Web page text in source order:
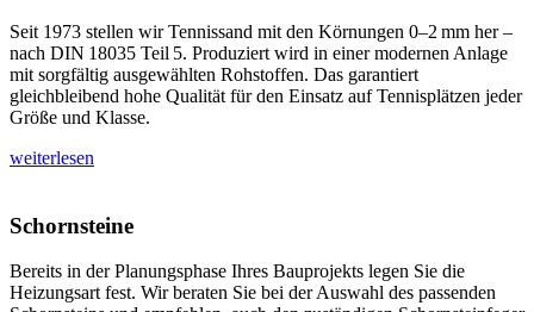
Seit 1973 stellen wir Tennissand mit den Körnungen 0–2 mm her –
nach DIN 18035 Teil 5. Produziert wird in einer modernen Anlage
mit sorgfältig ausgewählten Rohstoffen. Das garantiert
gleichbleibend hohe Qualität für den Einsatz auf Tennisplätzen jeder
Größe und Klasse.
weiterlesen
Schornsteine
Bereits in der Planungsphase Ihres Bauprojekts legen Sie die
Heizungsart fest. Wir beraten Sie bei der Auswahl des passenden